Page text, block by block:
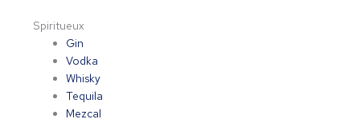
Spiritueux
Gin
Vodka
Whisky
Tequila
Mezcal